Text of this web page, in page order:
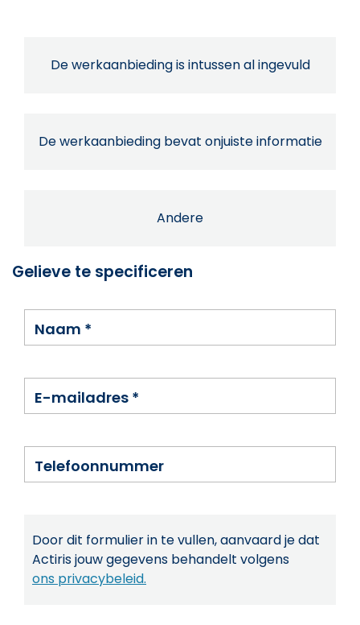
De werkaanbieding is intussen al ingevuld
De werkaanbieding bevat onjuiste informatie
Andere
Gelieve te specificeren
Naam *
E-mailadres *
Telefoonnummer
Door dit formulier in te vullen, aanvaard je dat
Actiris jouw gegevens behandelt volgens
ons privacybeleid.